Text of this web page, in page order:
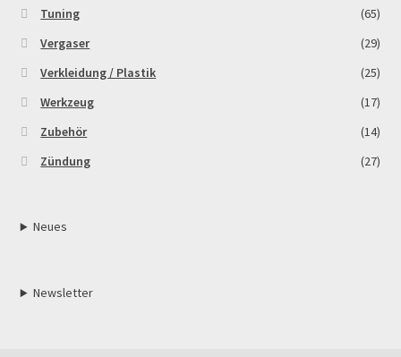
Tuning
(65)
Vergaser
(29)
Verkleidung / Plastik
(25)
Werkzeug
(17)
Zubehör
(14)
Zündung
(27)
Neues
Newsletter